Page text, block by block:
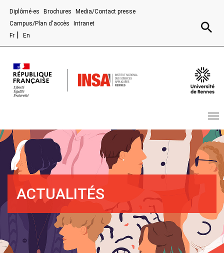
Diplômé·es Brochures
Media/Contact presse
Campus/Plan d'accès
Intranet
Fr
En
ACTUALITÉS